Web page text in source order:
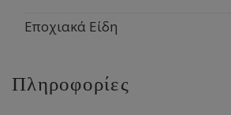
Εποχιακά Είδη
Πληροφορίες